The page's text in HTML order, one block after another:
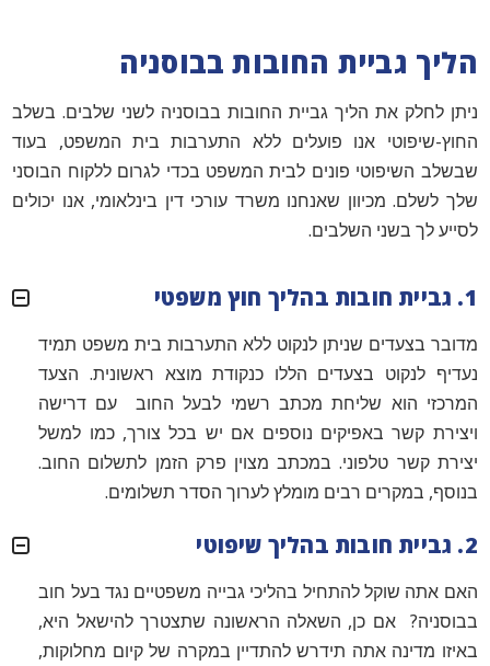
הליך גביית החובות בבוסניה
ניתן לחלק את הליך גביית החובות בבוסניה לשני שלבים. בשלב
החוץ-שיפוטי אנו פועלים ללא התערבות בית המשפט, בעוד
שבשלב השיפוטי פונים לבית המשפט בכדי לגרום ללקוח הבוסני
שלך לשלם. מכיוון שאנחנו משרד עורכי דין בינלאומי, אנו יכולים
לסייע לך בשני השלבים.
1. גביית חובות בהליך חוץ משפטי
מדובר בצעדים שניתן לנקוט ללא התערבות בית משפט תמיד
נעדיף לנקוט בצעדים הללו כנקודת מוצא ראשונית. הצעד
המרכזי הוא שליחת מכתב רשמי לבעל החוב עם דרישה
ויצירת קשר באפיקים נוספים אם יש בכל צורך, כמו למשל
יצירת קשר טלפוני. במכתב מצוין פרק הזמן לתשלום החוב.
בנוסף, במקרים רבים מומלץ לערוך הסדר תשלומים.
2. גביית חובות בהליך שיפוטי
האם אתה שוקל להתחיל בהליכי גבייה משפטיים נגד בעל חוב
בבוסניה? אם כן, השאלה הראשונה שתצטרך להישאל היא,
באיזו מדינה אתה תידרש להתדיין במקרה של קיום מחלוקות,